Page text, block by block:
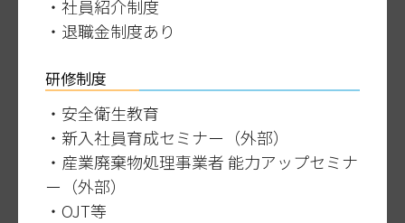
・社員紹介制度
・退職金制度あり
研修制度
・安全衛生教育
・新入社員育成セミナー（外部）
・産業廃棄物処理事業者 能力アップセミナ
ー（外部）
・OJT等